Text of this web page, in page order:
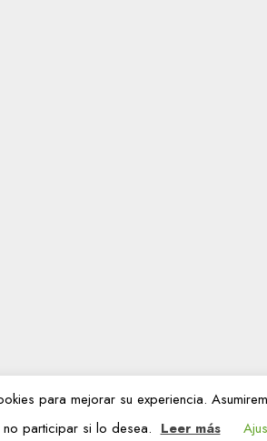
para mejorar su experiencia.
participar si lo desea. Leer más